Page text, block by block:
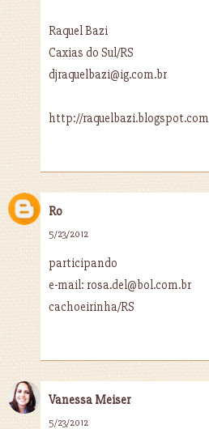
Raquel Bazi
Caxias do Sul/RS
djraquelbazi@ig.com.br
http://raquelbazi.blogspot.com
Ro
5/23/2012
participando
e-mail: rosa.del@bol.com.br
cachoeirinha/RS
Vanessa Meiser
5/23/2012